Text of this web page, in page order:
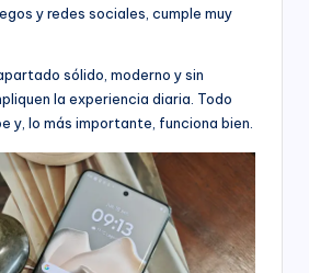
y redes sociales, cumple muy
sólido, moderno y sin
la experiencia diaria. Todo
y, lo más importante, funciona bien.